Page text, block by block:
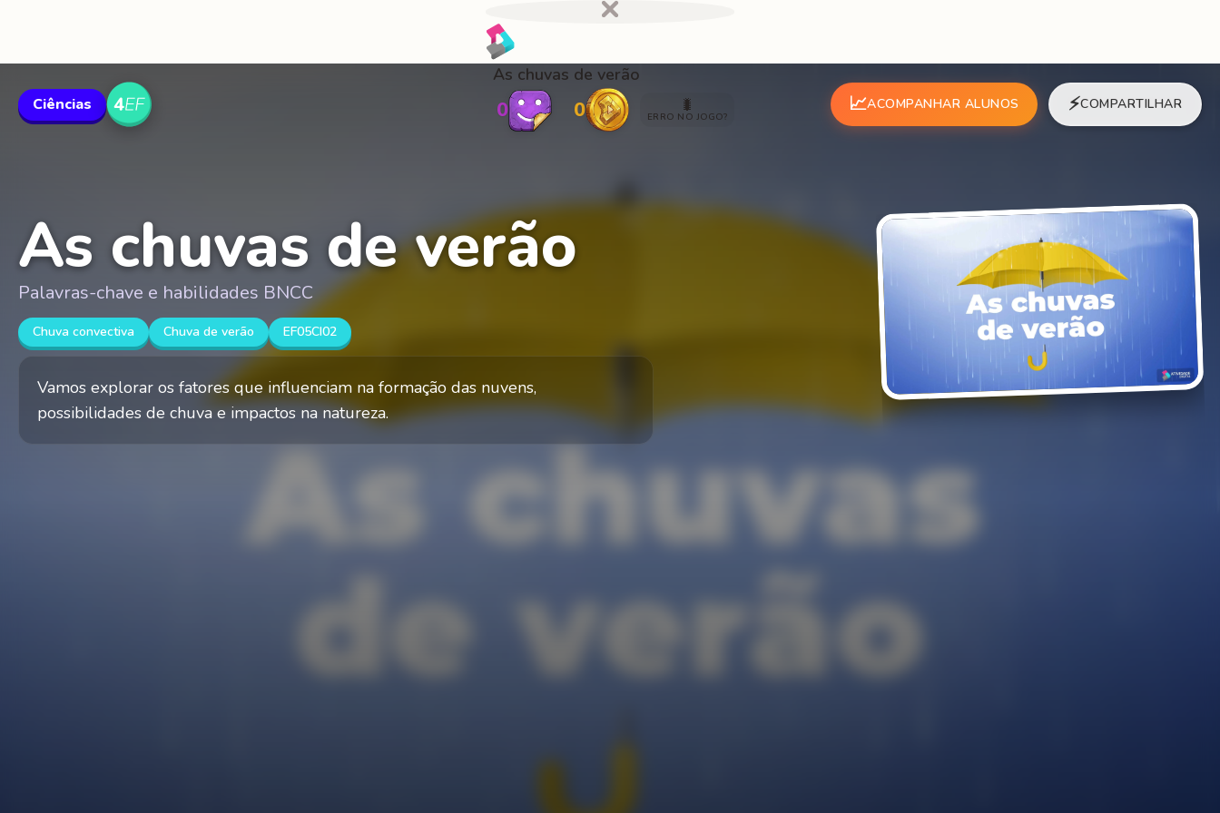
As chuvas de verão
0 0 🐛
ERRO NO JOGO?
Ciências 📈ACOMPANHAR ALUNOS ⚡COMPARTILHAR
As chuvas de verão
Palavras-chave e habilidades BNCC
Chuva convectiva Chuva de verão EF05CI02
Vamos explorar os fatores que influenciam na formação das nuvens,
possibilidades de chuva e impactos na natureza.